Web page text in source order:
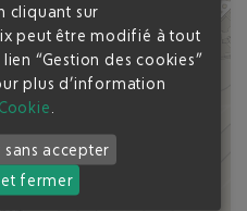
TERMINAL 1
P3
P3
cliquant sur
peut être modifié à tout
“Gestion des cookies”
plus d’information
sans accepter
fermer